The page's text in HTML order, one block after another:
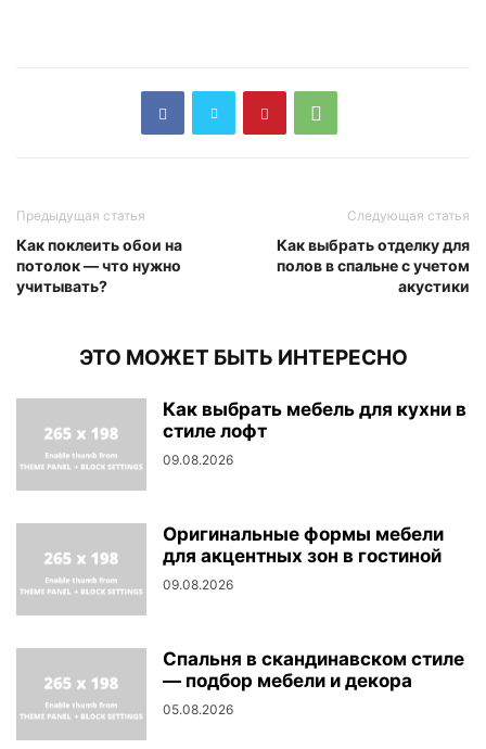
Предыдущая статья
Как поклеить обои на
потолок — что нужно
учитывать?
Следующая статья
Как выбрать отделку для
полов в спальне с учетом
акустики
ЭТО МОЖЕТ БЫТЬ ИНТЕРЕСНО
Как выбрать мебель для кухни в
стиле лофт
09.08.2026
Оригинальные формы мебели
для акцентных зон в гостиной
09.08.2026
Спальня в скандинавском стиле
— подбор мебели и декора
05.08.2026